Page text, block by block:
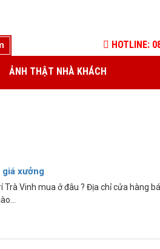
HOTLINE:
ẢNH THẬT NHÀ KHÁCH
xưởng
Vinh mua ở đâu ? Địa chỉ cửa hàng